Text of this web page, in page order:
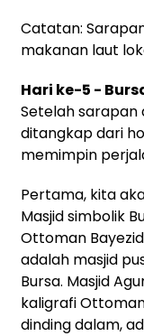
Catatan:
makanan laut
Hari ke-5 -
Setelah
ditangkap dari
memimpin
Pertama, kita
Masjid simbolik
Ottoman
adalah masjid
Bursa. Masjid
kaligrafi
dinding dalam,